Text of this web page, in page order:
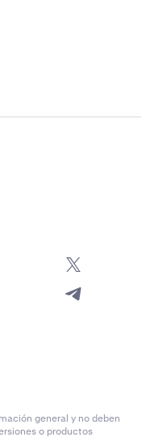
general y no deben
o productos